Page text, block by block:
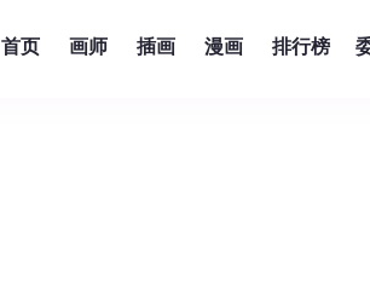
首页 画师 插画 漫画 排行榜